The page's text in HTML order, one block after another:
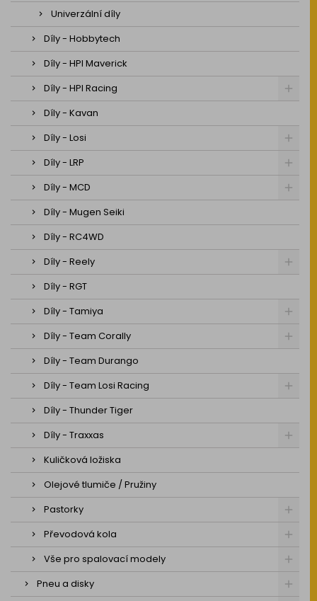
Univerzální díly
Díly - Hobbytech
Díly - HPI Maverick
Díly - HPI Racing
Díly - Kavan
Díly - Losi
Díly - LRP
Díly - MCD
Díly - Mugen Seiki
Díly - RC4WD
Díly - Reely
Díly - RGT
Díly - Tamiya
Díly - Team Corally
Díly - Team Durango
Díly - Team Losi Racing
Díly - Thunder Tiger
Díly - Traxxas
Kuličková ložiska
Olejové tlumiče / Pružiny
Pastorky
Převodová kola
Vše pro spalovací modely
Pneu a disky